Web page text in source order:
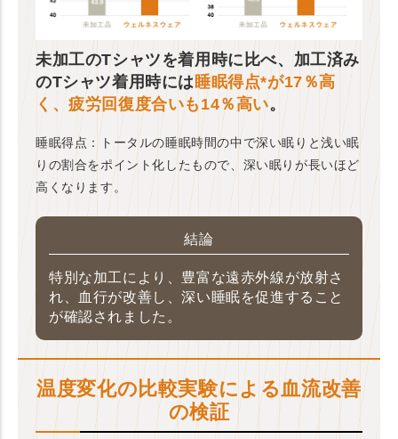
未加工のTシャツを着用時に比べ、加工済み
のTシャツ着用時には睡眠得点*が17％高
く、疲労回復度合いも14％高い。
睡眠得点：トータルの睡眠時間の中で深い眠りと浅い眠
りの割合をポイント化したもので、深い眠りが長いほど
高くなります。
結論
特別な加工により、豊富な遠赤外線が放射さ
れ、血行が改善し、深い睡眠を促進すること
が確認されました。
温度変化の比較実験による血流改善
の検証